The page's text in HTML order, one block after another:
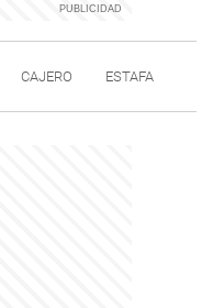
CAJERO ESTAFA